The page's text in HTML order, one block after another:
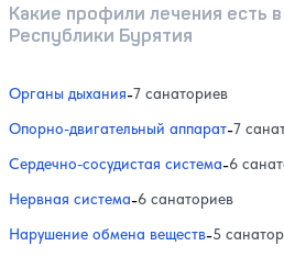
Какие профили лечения есть
Республики Бурятия
Органы дыхания-7 санаториев
Опорно-двигательный аппарат-7
Сердечно-сосудистая система-6
Нервная система-6 санаториев
Нарушение обмена веществ-5